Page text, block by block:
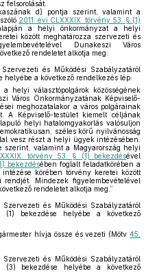
felsorolását.
d) pontja szerint, valamint a
2011. évi CLXXXIX. törvény 53. § (1)
a helyi önkormányzat a helyi
között meghatározza szervezeti és
Dunakeszi Város
rendeletet alkotja meg:
és Működési Szabályzatáról
helyébe a következő rendelkezés lép:
helyi választópolgárok közösségének
Város Önkormányzatának Képviselő-
meghozatalakor a város polgárainak
A Képviselő-testület kiemelt céljának
helyi hatalomgyakorlás valósuljon
széles körű nyilvánosság
vesz részt a helyi ügyek intézésében.
szerint, valamint a Magyarország helyi
törvény 53. § (1) bekezdésével
bekezdésében foglalt feladatkörében a
körében törvény keretei között
rendjét. Mindezek figyelembevételével
rendeletet alkotja meg.”
és Működési Szabályzatáról
bekezdése helyébe a következő
hívja össze és vezeti (Mötv 45.
és Működési Szabályzatáról
bekezdése helyébe a következő